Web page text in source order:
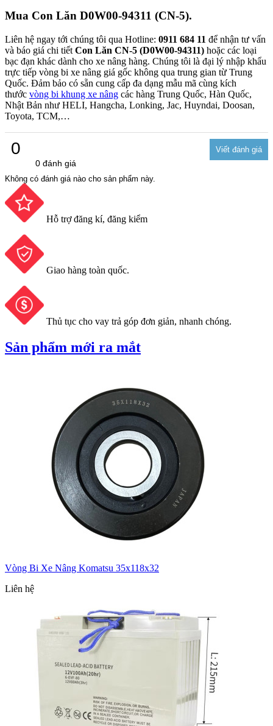
Mua Con Lăn D0W00-94311 (CN-5).
Liên hệ ngay tới chúng tôi qua Hotline: 0911 684 11 để nhận tư vấn
và báo giá chi tiết Con Lăn CN-5 (D0W00-94311) hoặc các loại
bạc đạn khác dành cho xe nâng hàng. Chúng tôi là đại lý nhập khẩu
trực tiếp vòng bi xe nâng giá gốc không qua trung gian từ Trung
Quốc. Đảm bảo có sẵn cung cấp đa dạng mẫu mã cùng kích
thước vòng bi khung xe nâng các hàng Trung Quốc, Hàn Quốc,
Nhật Bản như HELI, Hangcha, Lonking, Jac, Huyndai, Doosan,
Toyota, TCM,…
0
0 đánh giá
Không có đánh giá nào cho sản phẩm này.
Hỗ trợ đăng kí, đăng kiểm
Giao hàng toàn quốc.
Thủ tục cho vay trả góp đơn giản, nhanh chóng.
Sản phẩm mới ra mắt
Vòng Bi Xe Nâng Komatsu 35x118x32
Liên hệ